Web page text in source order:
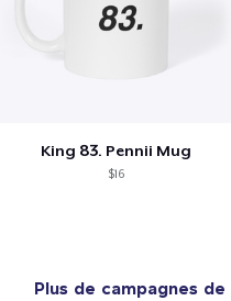
King 83. Pennii Mug
$16
Plus de campagnes de